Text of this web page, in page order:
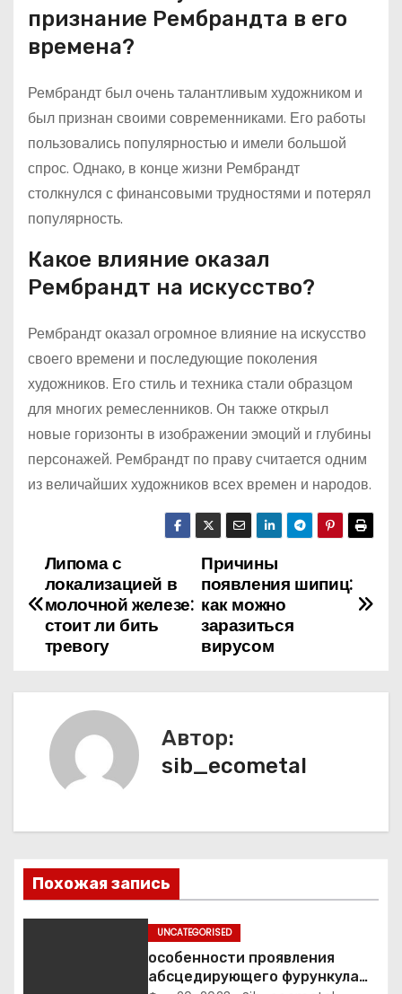
признание Рембрандта в его
времена?
Рембрандт был очень талантливым художником и
был признан своими современниками. Его работы
пользовались популярностью и имели большой
спрос. Однако, в конце жизни Рембрандт
столкнулся с финансовыми трудностями и потерял
популярность.
Какое влияние оказал
Рембрандт на искусство?
Рембрандт оказал огромное влияние на искусство
своего времени и последующие поколения
художников. Его стиль и техника стали образцом
для многих ремесленников. Он также открыл
новые горизонты в изображении эмоций и глубины
персонажей. Рембрандт по праву считается одним
из величайших художников всех времен и народов.
Н
а
и
и
я
п
з
Причины
появления шипиц:
как можно
заразиться
вирусом
Липома с
локализацией в
молочной железе:
стоит ли бить
тревогу
Автор:
sib_ecometal
Похожая запись
UNCATEGORISED
особенности проявления
абсцедирующего фурункула